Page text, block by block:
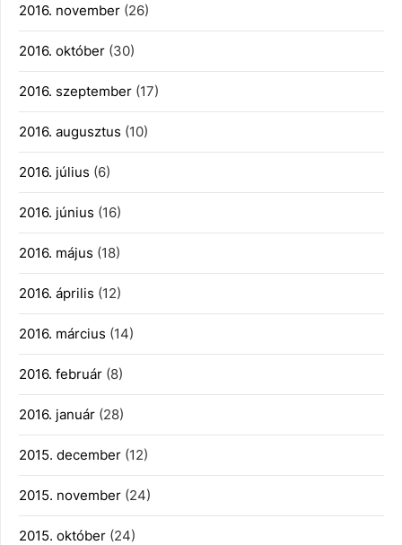
2016. november (26)
2016. október (30)
2016. szeptember (17)
2016. augusztus (10)
2016. július (6)
2016. június (16)
2016. május (18)
2016. április (12)
2016. március (14)
2016. február (8)
2016. január (28)
2015. december (12)
2015. november (24)
2015. október (24)